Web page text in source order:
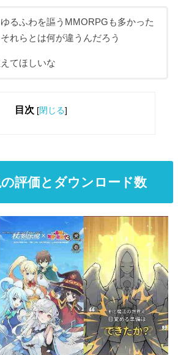
るふわを謳うMMORPGも多かった
れらとは何が違うんだろう
てほしいな
目次 [閉じる]
評価とダウンロード数